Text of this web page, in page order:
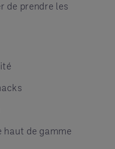
de prendre les
haut de gamme